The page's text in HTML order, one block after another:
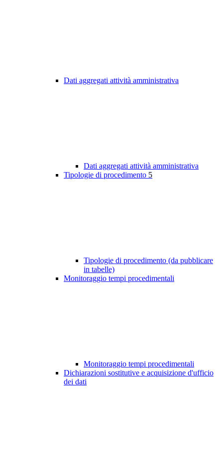
Dati aggregati attività amministrativa
Dati aggregati attività amministrativa
Tipologie di procedimento 5
Tipologie di procedimento (da pubblicare
in tabelle)
Monitoraggio tempi procedimentali
Monitoraggio tempi procedimentali
Dichiarazioni sostitutive e acquisizione d'ufficio
dei dati